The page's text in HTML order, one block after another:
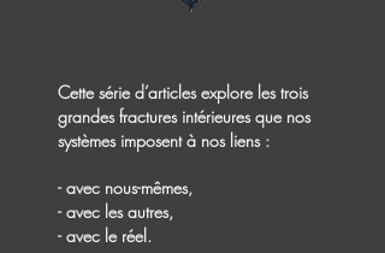
Cette série d’articles explore les trois
grandes fractures intérieures que nos
systèmes imposent à nos liens :
- avec nous-mêmes,
- avec les autres,
- avec le réel.